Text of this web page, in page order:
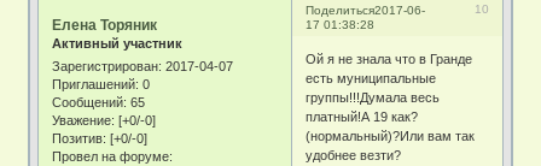
Поделиться 10
2017-06-
17 01:38:28
Елена Торяник
Активный участник
Зарегистрирован: 2017-04-07
Приглашений: 0
Сообщений: 65
Уважение: [+0/-0]
Позитив: [+0/-0]
Провел на форуме:
Ой я не знала что в Гранде
есть муниципальные
группы!!!Думала весь
платный!А 19 как?
(нормальный)?Или вам так
удобнее везти?